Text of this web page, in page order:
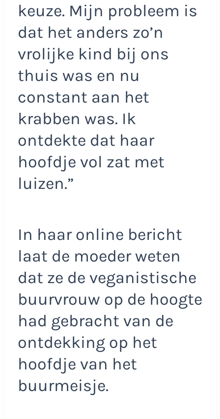
keuze. Mijn probleem is
dat het anders zo’n
vrolijke kind bij ons
thuis was en nu
constant aan het
krabben was. Ik
ontdekte dat haar
hoofdje vol zat met
luizen.”
In haar online bericht
laat de moeder weten
dat ze de veganistische
buurvrouw op de hoogte
had gebracht van de
ontdekking op het
hoofdje van het
buurmeisje.